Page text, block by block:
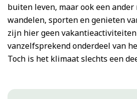
buiten leven, maar ook een
wandelen, sporten en genieten
zijn hier geen vakantieactiviteiten
vanzelfsprekend onderdeel van
Toch is het klimaat slechts een